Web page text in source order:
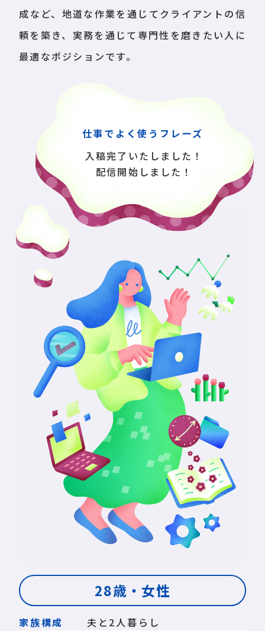
成など、地道な作業を通じてクライアントの信
頼を築き、実務を通じて専門性を磨きたい人に
最適なポジションです。
28歳・女性
家族構成
夫と2人暮らし
仕事でよく使うフレーズ
入稿完了いたしました！
配信開始しました！